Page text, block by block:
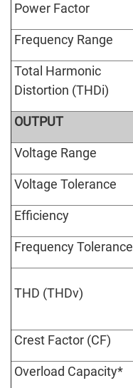
Power Factor
Frequency Range
Total Harmonic
Distortion (THDi)
OUTPUT
Voltage Range
Voltage Tolerance
Efficiency
Frequency Tolerance
THD (THDv)
Crest Factor (CF)
Overload Capacity*